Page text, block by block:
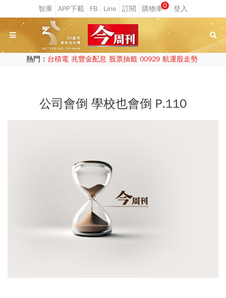
0
熱門： 台積電 兆豐金配息 股票抽籤 00929 航運股走勢
公司會倒 學校也會倒 P.110